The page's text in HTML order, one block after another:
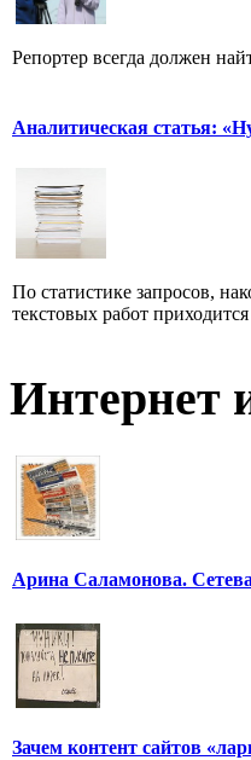
Репортер всегда должен
Аналитическая статья:
По статистике запросов,
текстовых работ
Интернет
Арина Саламонова.
Зачем контент сайтов